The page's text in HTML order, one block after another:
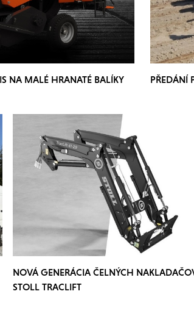
NA MALÉ HRANATÉ BALÍKY PŘEDÁNÍ
NOVÁ GENERÁCIA ČELNÝCH
STOLL TRACLIFT